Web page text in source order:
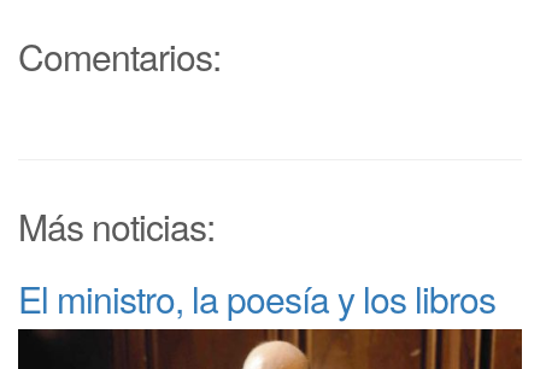
Comentarios:
Más noticias:
El ministro, la poesía y los libros